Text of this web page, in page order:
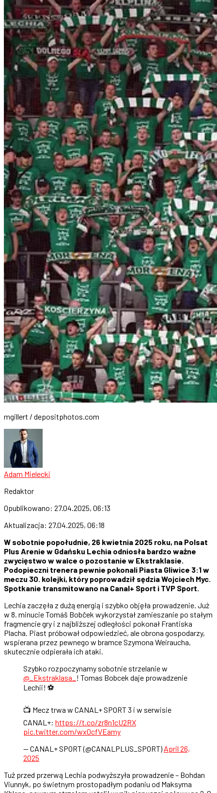
mgillert / depositphotos.com
Adam Mielecki
Redaktor
Opublikowano: 27.04.2025, 06:13
Aktualizacja: 27.04.2025, 06:18
W sobotnie popołudnie, 26 kwietnia 2025 roku, na Polsat
Plus Arenie w Gdańsku Lechia odniosła bardzo ważne
zwycięstwo w walce o pozostanie w Ekstraklasie.
Podopieczni trenera pewnie pokonali Piasta Gliwice 3:1 w
meczu 30. kolejki, który poprowadził sędzia Wojciech Myc.
Spotkanie transmitowano na Canal+ Sport i TVP Sport.
Lechia zaczęła z dużą energią i szybko objęła prowadzenie. Już
w 8. minucie Tomáš Bobček wykorzystał zamieszanie po stałym
fragmencie gry i z najbliższej odległości pokonał Frantiska
Placha. Piast próbował odpowiedzieć, ale obrona gospodarzy,
wspierana przez pewnego w bramce Szymona Weiraucha,
skutecznie odpierała ich ataki.
Szybko rozpoczynamy sobotnie strzelanie w
@_Ekstraklasa_ ! Tomas Bobcek daje prowadzenie
Lechii! ⚽
📺 Mecz trwa w CANAL+ SPORT 3 i w serwisie
CANAL+: https://t.co/zr8n1cU2RX
pic.twitter.com/wx0cfVEamy
— CANAL+ SPORT (@CANALPLUS_SPORT) April 26,
2025
Tuż przed przerwą Lechia podwyższyła prowadzenie – Bohdan
Viunnyk, po świetnym prostopadłym podaniu od Maksyma